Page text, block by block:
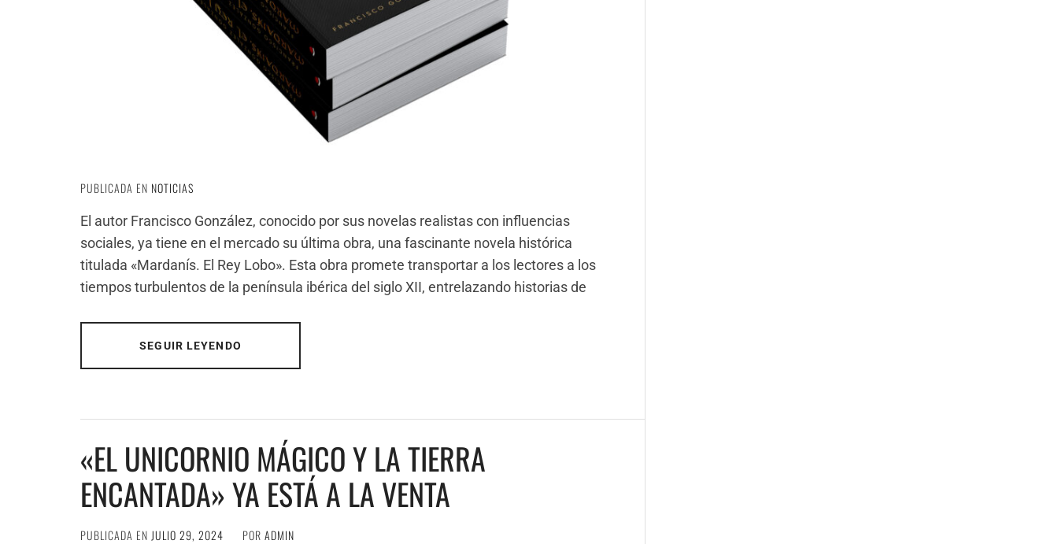
PUBLICADA EN NOTICIAS
El autor Francisco González, conocido por sus novelas realistas con influencias
sociales, ya tiene en el mercado su última obra, una fascinante novela histórica
titulada «Mardanís. El Rey Lobo». Esta obra promete transportar a los lectores a los
tiempos turbulentos de la península ibérica del siglo XII, entrelazando historias de
SEGUIR LEYENDO
«EL UNICORNIO MÁGICO Y LA TIERRA
ENCANTADA» YA ESTÁ A LA VENTA
PUBLICADA EN JULIO 29, 2024 POR ADMIN